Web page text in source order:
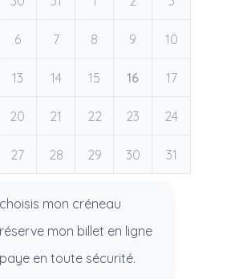
6 7 8 9 10
13 14 15 16 17
20 21 22 23 24
27 28 29 30 31
mon créneau
mon billet en ligne
en toute sécurité.